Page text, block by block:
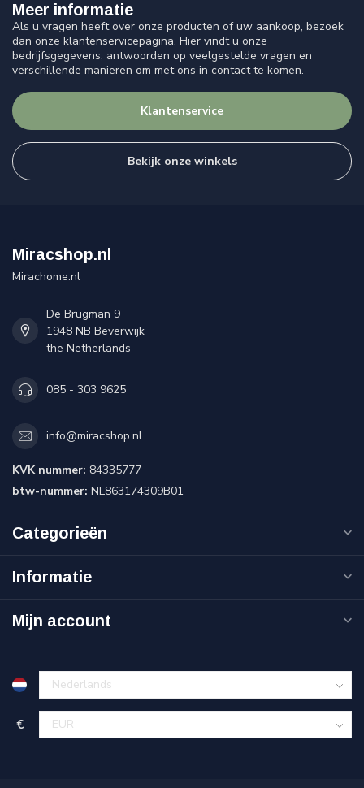
Meer informatie
Als u vragen heeft over onze producten of uw aankoop, bezoek
dan onze klantenservicepagina. Hier vindt u onze
bedrijfsgegevens, antwoorden op veelgestelde vragen en
verschillende manieren om met ons in contact te komen.
Klantenservice
Bekijk onze winkels
Miracshop.nl
Mirachome.nl
De Brugman 9
1948 NB Beverwijk
the Netherlands
085 - 303 9625
info@miracshop.nl
KVK nummer: 84335777
btw-nummer: NL863174309B01
Categorieën
Informatie
Mijn account
€